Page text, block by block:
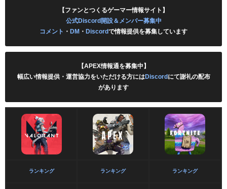
【ファンとつくるゲーマー情報サイト】
公式Discord開設＆メンバー募集中
コメント ・ DM ・ Discordで情報提供を募集しています
【APEX情報通を募集中】
幅広い情報提供・運営協力をいただける方にはDiscordにて謝礼の配布
があります
ランキング ランキング ランキング